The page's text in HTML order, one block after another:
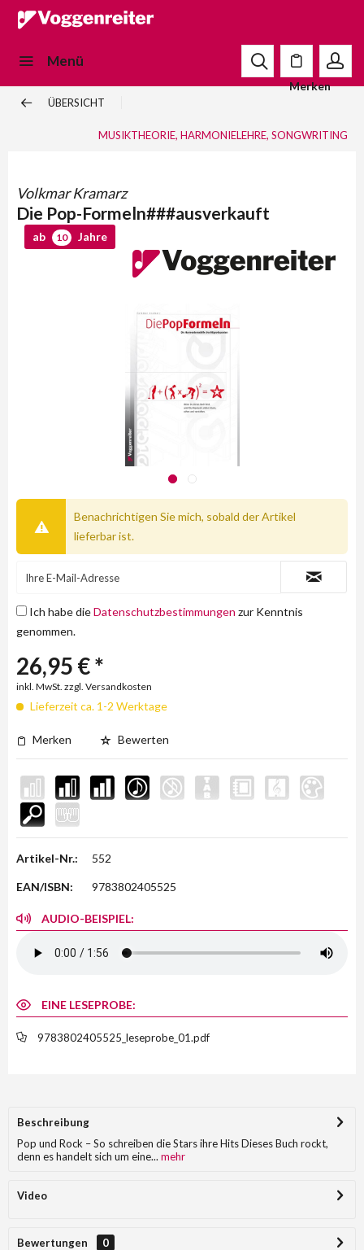
Menü
Merken
ÜBERSICHT
MUSIKTHEORIE, HARMONIELEHRE, SONGWRITING
Volkmar Kramarz
Die Pop-Formeln###ausverkauft
ab 10 Jahre
Benachrichtigen Sie mich, sobald der Artikel
lieferbar ist.
Ich habe dieDatenschutzbestimmungen zur Kenntnis
genommen.
26,95 € *
inkl. MwSt. zzgl. Versandkosten
Lieferzeit ca. 1-2 Werktage
Merken Bewerten
Artikel-Nr.: 552
EAN/ISBN: 9783802405525
AUDIO-BEISPIEL:
EINE LESEPROBE:
9783802405525_leseprobe_01.pdf
Beschreibung
Pop und Rock – So schreiben die Stars ihre Hits Dieses Buch rockt,
denn es handelt sich um eine... mehr
Video
Bewertungen
0